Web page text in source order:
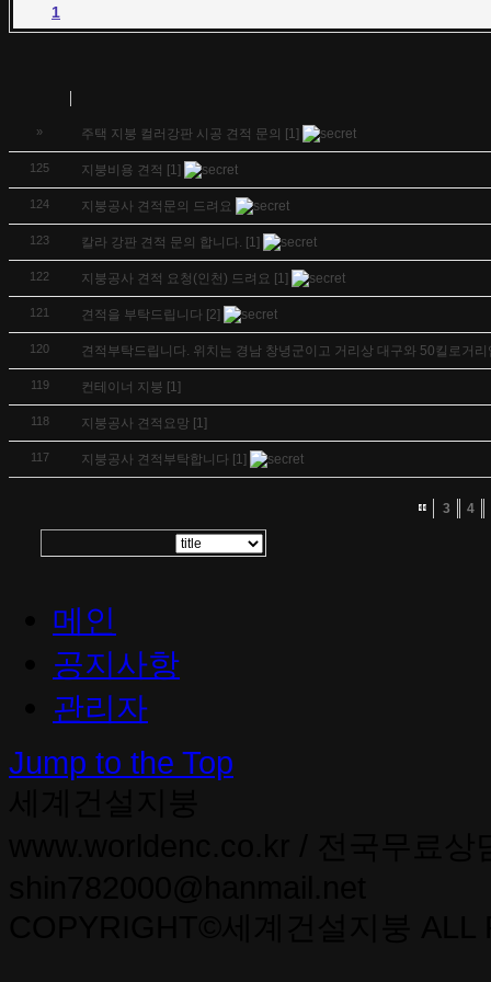
1
» 주택 지붕 컬러강판 시공 견적 문의 [1]
125 지붕비용 견적 [1]
124 지붕공사 견적문의 드려요
123 칼라 강판 견적 문의 합니다. [1]
122 지붕공사 견적 요청(인천) 드려요 [1]
121 견적을 부탁드립니다 [2]
120 견적부탁드립니다. 위치는 경남 창녕군이고 거리상 대구와 50킬로거리
119 컨테이너 지붕 [1]
118 지붕공사 견적요망 [1]
117 지붕공사 견적부탁합니다 [1]
3 4
메인
공지사항
관리자
Jump to the Top